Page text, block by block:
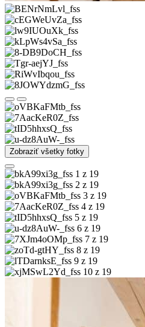
Zobraziť všetky fotky
1 z 19
2 z 19
3 z 19
4 z 19
5 z 19
6 z 19
7 z 19
8 z 19
9 z 19
10 z 19